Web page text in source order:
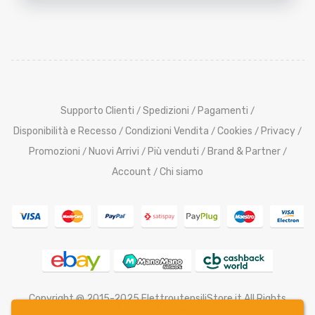
Supporto Clienti / Spedizioni / Pagamenti /
Disponibilità e Recesso / Condizioni Vendita / Cookies / Privacy /
Promozioni / Nuovi Arrivi / Più venduti / Brand & Partner /
Account / Chi siamo
Copyright @ 2015-2025 ElettroutensiliStore.it All Rights